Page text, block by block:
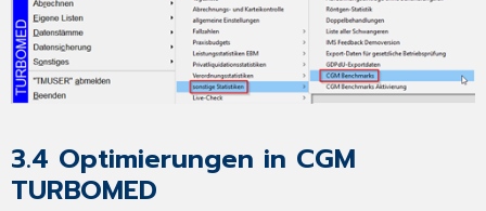
3.4 Optimierungen in CGM
TURBOMED